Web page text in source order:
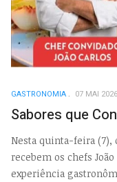
GASTRONOMIA 07 MAI 2026
Sabores que
Nesta quinta-feira (7),
recebem os chefs
experiência